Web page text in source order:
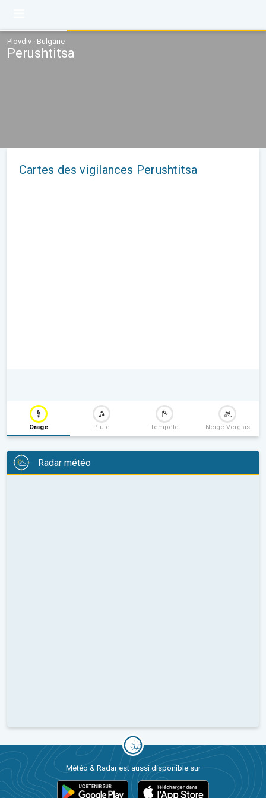
Plovdiv · Bulgarie
Perushtitsa
Cartes des vigilances Perushtitsa
Orage Pluie Tempête Neige-Verglas
Radar météo
Météo & Radar est aussi disponible sur